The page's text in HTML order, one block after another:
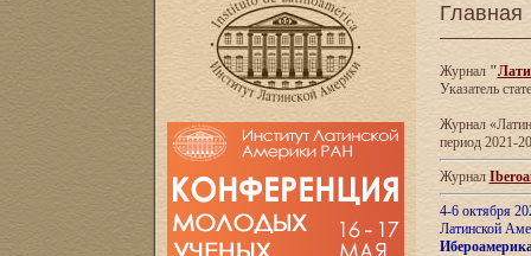
Главная
Журнал"
Указатель
Журнал
период 2021-
Журнал
4-6 октября
Латинской